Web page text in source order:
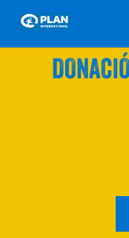
SÚMATE A